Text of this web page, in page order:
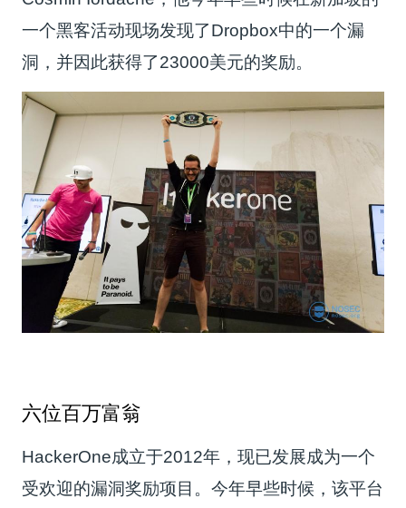
一个黑客活动现场发现了Dropbox中的一个漏
洞，并因此获得了23000美元的奖励。
六位百万富翁
HackerOne成立于2012年，现已发展成为一个
受欢迎的漏洞奖励项目。今年早些时候，该平台